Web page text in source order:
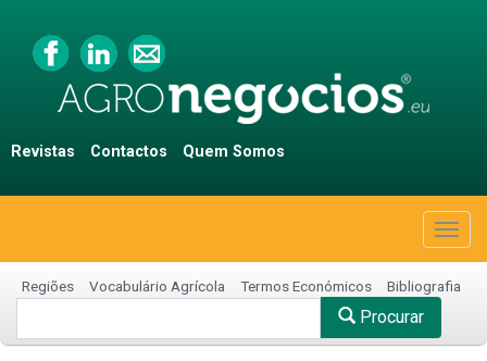
Revistas Contactos Quem Somos
Regiões Vocabulário Agrícola Termos Económicos Bibliografia
Procurar